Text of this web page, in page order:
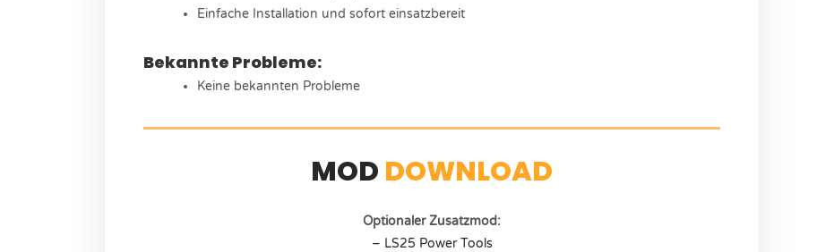
Einfache Installation und sofort einsatzbereit
Bekannte Probleme:
Keine bekannten Probleme
MOD DOWNLOAD
Optionaler Zusatzmod:
– LS25 Power Tools